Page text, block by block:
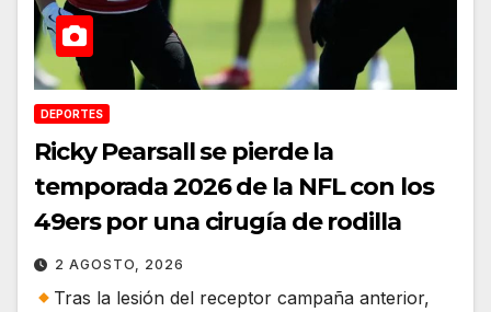
DEPORTES
Ricky Pearsall se pierde la
temporada 2026 de la NFL con los
49ers por una cirugía de rodilla
2 AGOSTO, 2026
Tras la lesión del receptor campaña anterior,